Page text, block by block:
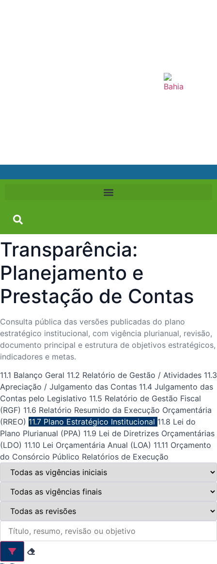
Transparência:
Planejamento e
Prestação de Contas
Consulta pública das versões publicadas do plano
estratégico institucional, com vigência plurianual, revisão,
documento principal e estrutura de objetivos estratégicos,
indicadores e metas.
11.1 Balanço Geral 11.2 Relatório de Gestão / Atividades 11.3
Apreciação / Julgamento das Contas 11.4 Julgamento das
Contas pelo Legislativo 11.5 Relatório de Gestão Fiscal
(RGF) 11.6 Relatório Resumido da Execução Orçamentária
(RREO) 11.7 Plano Estratégico Institucional 11.8 Lei do
Plano Plurianual (PPA) 11.9 Lei de Diretrizes Orçamentárias
(LDO) 11.10 Lei Orçamentária Anual (LOA) 11.11 Orçamento
do Consórcio Público Relatórios de Execução